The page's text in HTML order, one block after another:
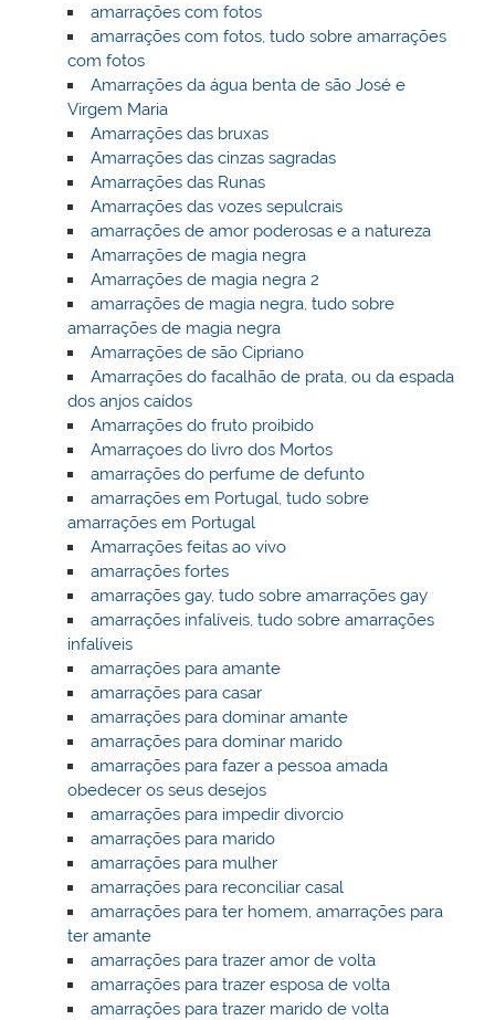
amarrações com fotos
amarrações com fotos, tudo sobre amarrações
com fotos
Amarrações da água benta de são José e
Virgem Maria
Amarrações das bruxas
Amarrações das cinzas sagradas
Amarrações das Runas
Amarrações das vozes sepulcrais
amarrações de amor poderosas e a natureza
Amarrações de magia negra
Amarrações de magia negra 2
amarrações de magia negra, tudo sobre
amarrações de magia negra
Amarrações de são Cipriano
Amarrações do facalhão de prata, ou da espada
dos anjos caídos
Amarrações do fruto proibido
Amarraçoes do livro dos Mortos
amarrações do perfume de defunto
amarrações em Portugal, tudo sobre
amarrações em Portugal
Amarrações feitas ao vivo
amarrações fortes
amarrações gay, tudo sobre amarrações gay
amarrações infalíveis, tudo sobre amarrações
infalíveis
amarrações para amante
amarrações para casar
amarrações para dominar amante
amarrações para dominar marido
amarrações para fazer a pessoa amada
obedecer os seus desejos
amarrações para impedir divorcio
amarrações para marido
amarrações para mulher
amarrações para reconciliar casal
amarrações para ter homem, amarrações para
ter amante
amarrações para trazer amor de volta
amarrações para trazer esposa de volta
amarrações para trazer marido de volta